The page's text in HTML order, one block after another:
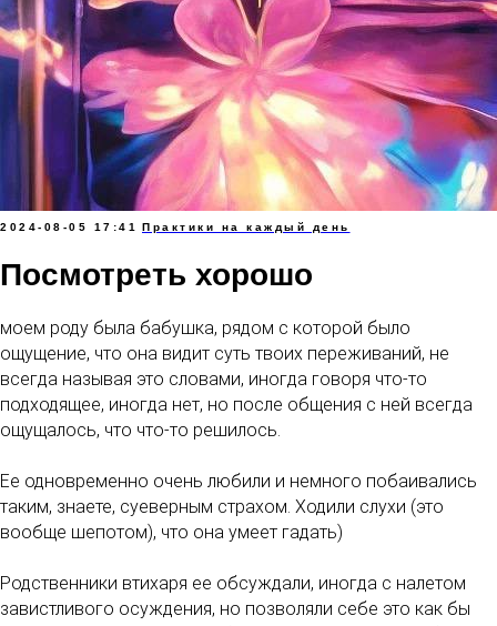
2024-08-05 17:41 Практики на каждый день
Посмотреть хорошо
моем роду была бабушка, рядом с которой было
ощущение, что она видит суть твоих переживаний, не
всегда называя это словами, иногда говоря что-то
подходящее, иногда нет, но после общения с ней всегда
ощущалось, что что-то решилось.
Ее одновременно очень любили и немного побаивались
таким, знаете, суеверным страхом. Ходили слухи (это
вообще шепотом), что она умеет гадать)
Родственники втихаря ее обсуждали, иногда с налетом
завистливого осуждения, но позволяли себе это как бы